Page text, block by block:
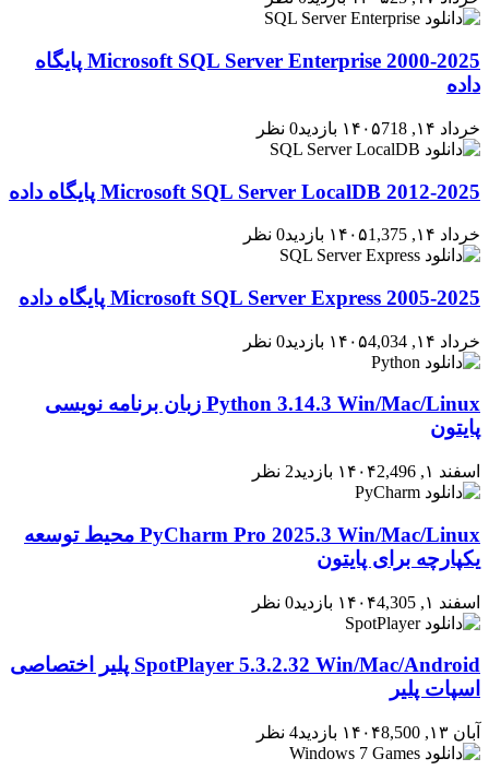
2000-2025 Microsoft SQL Server Enterprise پایگاه
داده
خرداد ۱۴, ۱۴۰۵ 718 بازدید 0 نظر
2012-2025 Microsoft SQL Server LocalDB پایگاه داده
خرداد ۱۴, ۱۴۰۵ 1,375 بازدید 0 نظر
2005-2025 Microsoft SQL Server Express پایگاه داده
خرداد ۱۴, ۱۴۰۵ 4,034 بازدید 0 نظر
Python 3.14.3 Win/Mac/Linux زبان برنامه نویسی
پایتون
اسفند ۱, ۱۴۰۴ 2,496 بازدید 2 نظر
PyCharm Pro 2025.3 Win/Mac/Linux محیط توسعه
یکپارچه برای پایتون
اسفند ۱, ۱۴۰۴ 4,305 بازدید 0 نظر
SpotPlayer 5.3.2.32 Win/Mac/Android پلیر اختصاصی
اسپات پلیر
آبان ۱۳, ۱۴۰۴ 8,500 بازدید 4 نظر